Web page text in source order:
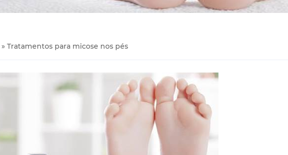
» Tratamentos para micose nos pés